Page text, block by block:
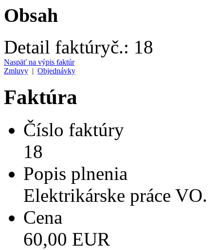
Obsah
Detail faktúryč.: 18
Naspäť na výpis faktúr
Zmluvy | Objednávky
Faktúra
Číslo faktúry
18
Popis plnenia
Elektrikárske práce VO.
Cena
60,00 EUR